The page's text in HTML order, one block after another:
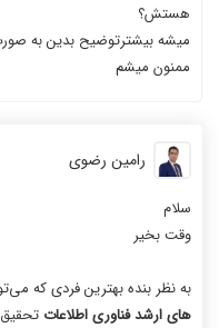
هستش؟
میشه بیشترتوضیح بدین به
ممنون میشم
رامین رضوی
سلام
وقت بخیر
به نظر بنده بهترین فردی که
های ارشد فناوری اطلاعات